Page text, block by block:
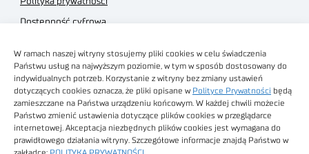
W ramach naszej witryny stosujemy pliki cookies w celu świadczenia
Państwu usług na najwyższym poziomie, w tym w sposób dostosowany do
indywidualnych potrzeb. Korzystanie z witryny bez zmiany ustawień
dotyczących cookies oznacza, że pliki opisane w Polityce Prywatności będą
zamieszczane na Państwa urządzeniu końcowym. W każdej chwili możecie
Państwo zmienić ustawienia dotyczące plików cookies w przeglądarce
internetowej. Akceptacja niezbędnych plików cookies jest wymagana do
prawidłowego działania witryny. Szczegółowe informacje znajdą Państwo w
Dostępność cyfrowa
Regulamin sklepu
Obrazy stockowe